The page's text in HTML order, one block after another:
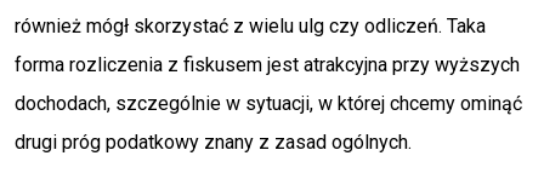
również mógł skorzystać z wielu ulg czy odliczeń. Taka
forma rozliczenia z fiskusem jest atrakcyjna przy wyższych
dochodach, szczególnie w sytuacji, w której chcemy ominąć
drugi próg podatkowy znany z zasad ogólnych.